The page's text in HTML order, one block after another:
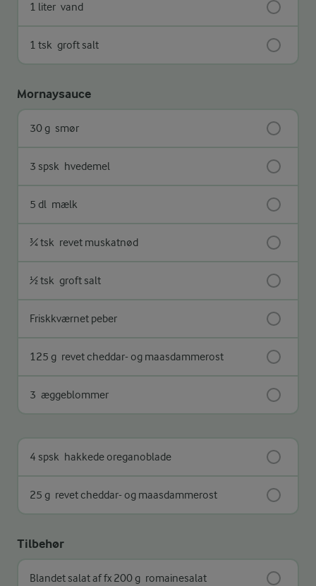
1 liter vand
1 tsk groft salt
Mornaysauce
30 g smør
3 spsk hvedemel
5 dl mælk
¾ tsk revet muskatnød
½ tsk groft salt
Friskkværnet peber
125 g revet cheddar- og maasdammerost
3 æggeblommer
4 spsk hakkede oreganoblade
25 g revet cheddar- og maasdammerost
Tilbehør
Blandet salat af fx 200 g romainesalat